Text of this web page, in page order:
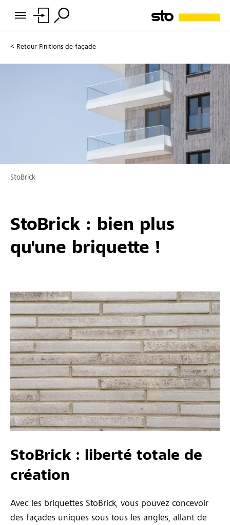
Retour Finitions de façade
StoBrick
StoBrick : bien plus
qu'une briquette !
StoBrick : liberté totale de
création
Avec les briquettes StoBrick, vous pouvez concevoir
des façades uniques sous tous les angles, allant de